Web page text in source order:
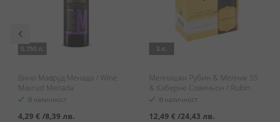
0.750 л.
Вино Мавруд Менада / Wine
Mavrud Menada
В наличност
4,29 € /8,39 лв.
3 л.
Мелнишки Рубин & Мелник 55
& Каберне Совиньон / Rubin
Melnik & Melnik 55 & Cabernet
В наличност
12,49 € /24,43 лв.